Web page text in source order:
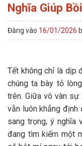
Nghĩa Giúp
Đăng vào 16/01/2026
Tết không chỉ là dịp
chúng ta bày tỏ
trên. Giữa vô vàn sự
vẫn luôn khẳng
sang trọng, ý nghĩa
đang tìm kiếm một